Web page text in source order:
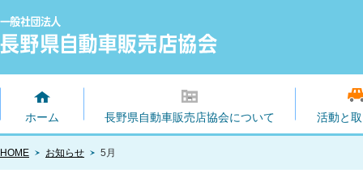
ホーム 長野県自動車販売店協会について 活動と
HOME お知らせ 5月